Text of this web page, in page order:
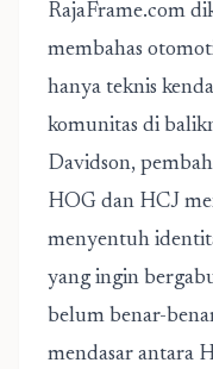
RajaFrame.com
membahas
hanya teknis
komunitas di
Davidson,
HOG dan HCJ
menyentuh
yang ingin
belum benar-
mendasar antara